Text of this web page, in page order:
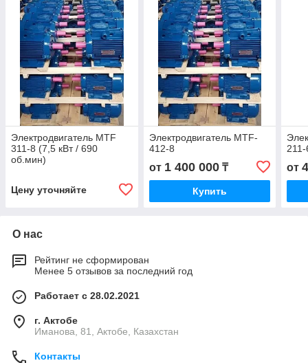
Электродвигатель MTF
311-8 (7,5 кВт / 690
об.мин)
Цену уточняйте
Электродвигатель MTF-
412-8
от 1 400 000₸
Купить
211-
от
О нас
Рейтинг не сформирован
Менее 5 отзывов за последний год
Работает с 28.02.2021
г. Актобе
Иманова, 81, Актобе, Казахстан
Контакты